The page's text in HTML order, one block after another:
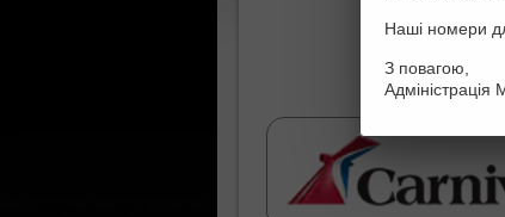
Наші номери
З повагою,
Адміністрація